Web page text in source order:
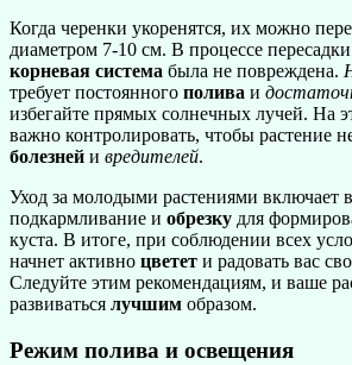
Когда черенки укоренятся, их можно
диаметром 7-10 см. В процессе
корневая система была не повреждена.
требует постоянного полива и
избегайте прямых солнечных лучей. На
важно контролировать, чтобы растение
болезней и вредителей.
Уход за молодыми растениями включает в
подкармливание и обрезку для
куста. В итоге, при соблюдении всех
начнет активно цветет и радовать вас
Следуйте этим рекомендациям, и ваше
развиваться лучшим образом.
Режим полива и освещения